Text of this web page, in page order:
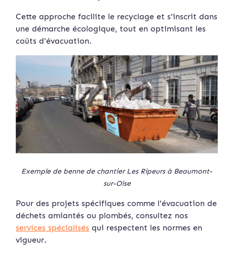
Cette approche facilite le recyclage et s'inscrit dans
une démarche écologique, tout en optimisant les
coûts d'évacuation.
Exemple de benne de chantier Les Ripeurs à Beaumont-
sur-Oise
Pour des projets spécifiques comme l'évacuation de
déchets amiantés ou plombés, consultez nos
services spécialisés qui respectent les normes en
vigueur.